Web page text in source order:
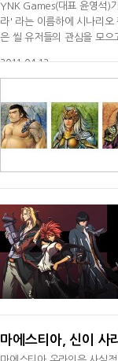
YNK Games(대표 윤영석)
라' 라는 이름하에 시나리오
은 씰 유저들의 관심을 모으고 있
2011-04-12
마에스티아, 신이 사